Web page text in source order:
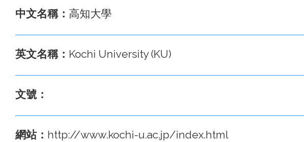
中文名稱： 高知大學
英文名稱： Kochi University (KU)
文號：
網站： http://www.kochi-u.ac.jp/index.html